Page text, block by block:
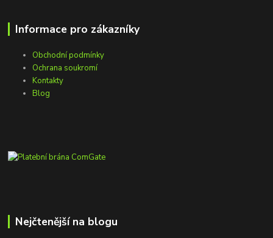
Informace pro zákazníky
Obchodní podmínky
Ochrana soukromí
Kontakty
Blog
Nejčtenější na blogu